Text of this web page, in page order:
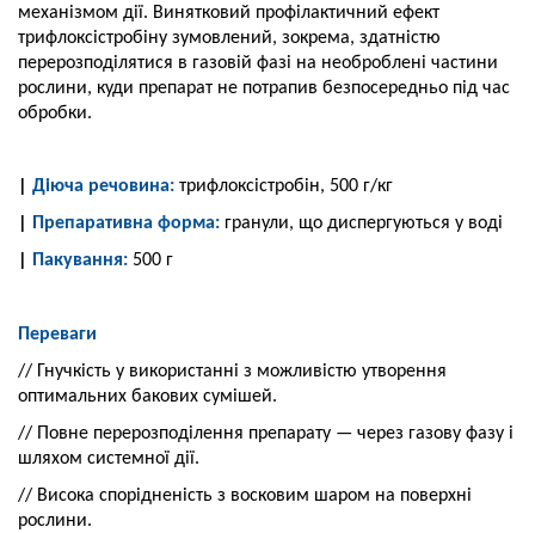
механізмом дії. Винятковий профілактичний ефект
трифлоксістробіну зумовлений, зокрема, здатністю
перерозподілятися в газовій фазі на необроблені частини
рослини, куди препарат не потрапив безпосередньо під час
обробки.
Діюча речовина: трифлоксістробін, 500 г/кг
Препаративна форма: гранули, що диспергуються у воді
Пакування: 500 г
Переваги
// Гнучкість у використанні з можливістю утворення
оптимальних бакових сумішей.
// Повне перерозподілення препарату — через газову фазу і
шляхом системної дії.
// Висока спорідненість з восковим шаром на поверхні
рослини.